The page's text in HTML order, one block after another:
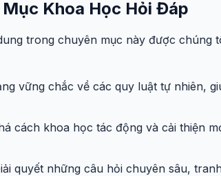
Khoa Học Hỏi Đáp
trong chuyên mục này được chúng
vững chắc về các quy luật tự nhiên,
cách khoa học tác động và cải thiện
quyết những câu hỏi chuyên sâu,